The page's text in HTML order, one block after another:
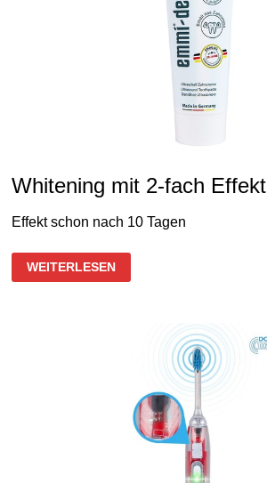
Whitening mit 2-fach Effekt
Effekt schon nach 10 Tagen
WHITENING
MIT
WEITERLESEN